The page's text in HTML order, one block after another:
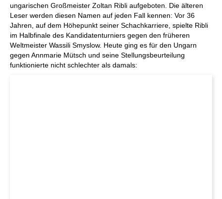
ungarischen Großmeister Zoltan Ribli aufgeboten. Die älteren
Leser werden diesen Namen auf jeden Fall kennen: Vor 36
Jahren, auf dem Höhepunkt seiner Schachkarriere, spielte Ribli
im Halbfinale des Kandidatenturniers gegen den früheren
Weltmeister Wassili Smyslow. Heute ging es für den Ungarn
gegen Annmarie Mütsch und seine Stellungsbeurteilung
funktionierte nicht schlechter als damals: